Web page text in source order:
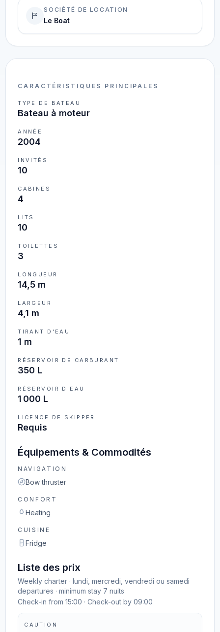
CARACTÉRISTIQUES PRINCIPALES
TYPE DE BATEAU
Bateau à moteur
ANNÉE
2004
INVITÉS
10
CABINES
4
LITS
10
TOILETTES
3
LONGUEUR
14,5 m
LARGEUR
4,1 m
TIRANT D'EAU
1 m
RÉSERVOIR DE CARBURANT
350 L
RÉSERVOIR D'EAU
1 000 L
LICENCE DE SKIPPER
Requis
Équipements & Commodités
NAVIGATION
Bow thruster
CONFORT
Heating
CUISINE
Fridge
Liste des prix
Weekly charter · lundi, mercredi, vendredi ou samedi
departures · minimum stay 7 nuits
Check-in from 15:00 · Check-out by 09:00
CAUTION
SOCIÉTÉ DE LOCATION
Le Boat